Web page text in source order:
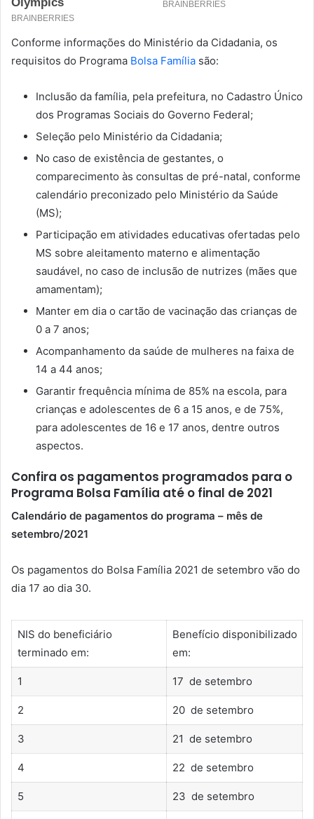
Conforme informações do Ministério da Cidadania, os
requisitos do Programa Bolsa Família são:
Inclusão da família, pela prefeitura, no Cadastro Único
dos Programas Sociais do Governo Federal;
Seleção pelo Ministério da Cidadania;
No caso de existência de gestantes, o
comparecimento às consultas de pré-natal, conforme
calendário preconizado pelo Ministério da Saúde
(MS);
Participação em atividades educativas ofertadas pelo
MS sobre aleitamento materno e alimentação
saudável, no caso de inclusão de nutrizes (mães que
amamentam);
Manter em dia o cartão de vacinação das crianças de
0 a 7 anos;
Acompanhamento da saúde de mulheres na faixa de
14 a 44 anos;
Garantir frequência mínima de 85% na escola, para
crianças e adolescentes de 6 a 15 anos, e de 75%,
para adolescentes de 16 e 17 anos, dentre outros
aspectos.
Confira os pagamentos programados para o
Programa Bolsa Família até o final de 2021
Calendário de pagamentos do programa – mês de
setembro/2021
Os pagamentos do Bolsa Família 2021 de setembro vão do
dia 17 ao dia 30.
NIS do beneficiário
terminado em:
Benefício disponibilizado
em:
1 17 de setembro
2 20 de setembro
3 21 de setembro
4 22 de setembro
5 23 de setembro